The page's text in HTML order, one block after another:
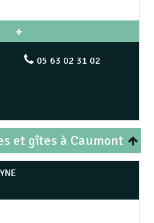
05 63 02 31 02
et gîtes à Caumont